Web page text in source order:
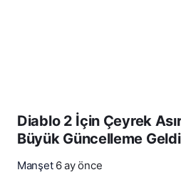
Diablo 2 İçin Çeyrek
Büyük Güncelleme Geldi
Manşet 6 ay önce